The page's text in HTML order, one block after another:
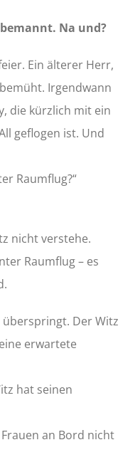
Na und?
Ein älterer Herr,
Irgendwann
die kürzlich mit ein
geflogen ist. Und
Raumflug?“
nicht verstehe.
Raumflug – es
Der Witz
erwartete
hat seinen
an Bord nicht